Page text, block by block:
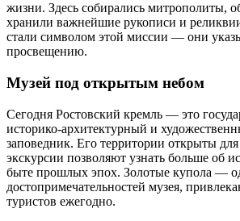
жизни. Здесь собирались митрополиты,
хранили важнейшие рукописи и
стали символом этой миссии — они
просвещению.
Музей под открытым небом
Сегодня Ростовский кремль — это
историко-архитектурный и
заповедник. Его территории открыты для
экскурсии позволяют узнать больше об
быте прошлых эпох. Золотые купола —
достопримечательностей музея,
туристов ежегодно.